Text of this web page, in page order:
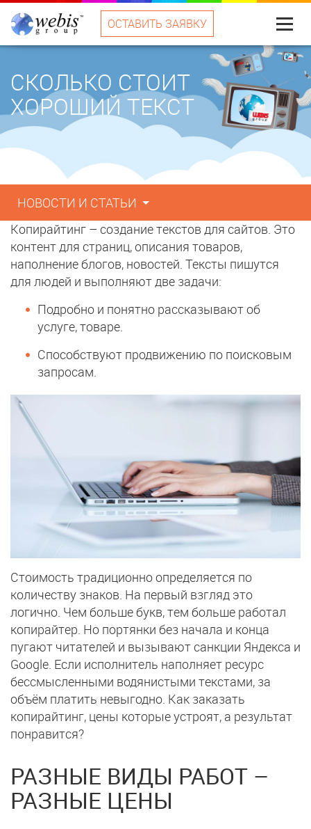
ОСТАВИТЬ ЗАЯВКУ Меню
CКОЛЬКО СТОИТ
ХОРОШИЙ ТЕКСТ
НОВОСТИ И СТАТЬИ
Копирайтинг – создание текстов для сайтов. Это
контент для страниц, описания товаров,
наполнение блогов, новостей. Тексты пишутся
для людей и выполняют две задачи:
Подробно и понятно рассказывают об
услуге, товаре.
Способствуют продвижению по поисковым
запросам.
Стоимость традиционно определяется по
количеству знаков. На первый взгляд это
логично. Чем больше букв, тем больше работал
копирайтер. Но портянки без начала и конца
пугают читателей и вызывают санкции Яндекса и
Google. Если исполнитель наполняет ресурс
бессмысленными водянистыми текстами, за
объём платить невыгодно. Как заказать
копирайтинг, цены которые устроят, а результат
понравится?
РАЗНЫЕ ВИДЫ РАБОТ –
РАЗНЫЕ ЦЕНЫ